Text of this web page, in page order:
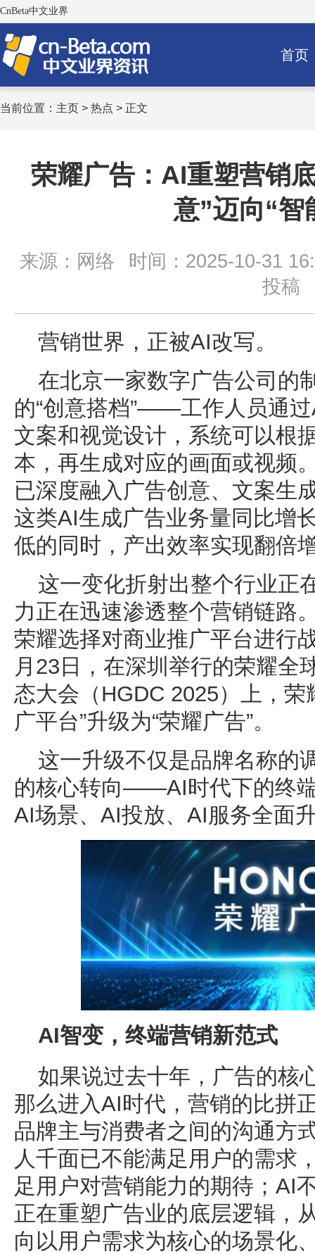
CnBeta中文业界
首页
当前位置： 主页 > 热点 > 正文
荣耀广告：AI重塑营销
意”迈向“智
来源：网络
时间：2025-10-31
投稿
营销世界，正被AI改写。
在北京一家数字广告公司的
的“创意搭档”——工作人员通
文案和视觉设计，系统可以根
本，再生成对应的画面或视频
已深度融入广告创意、文案生
这类AI生成广告业务量同比增
低的同时，产出效率实现翻倍
这一变化折射出整个行业正
力正在迅速渗透整个营销链路
荣耀选择对商业推广平台进行
月23日，在深圳举行的荣耀全
态大会（HGDC 2025）上，荣
广平台”升级为“荣耀广告”。
这一升级不仅是品牌名称的
的核心转向——AI时代下的终
AI场景、AI投放、AI服务全面
AI智变，终端营销新范式
如果说过去十年，广告的核
那么进入AI时代，营销的比拼
品牌主与消费者之间的沟通方
人千面已不能满足用户的需求
足用户对营销能力的期待；AI
正在重塑广告业的底层逻辑，
向以用户需求为核心的场景化